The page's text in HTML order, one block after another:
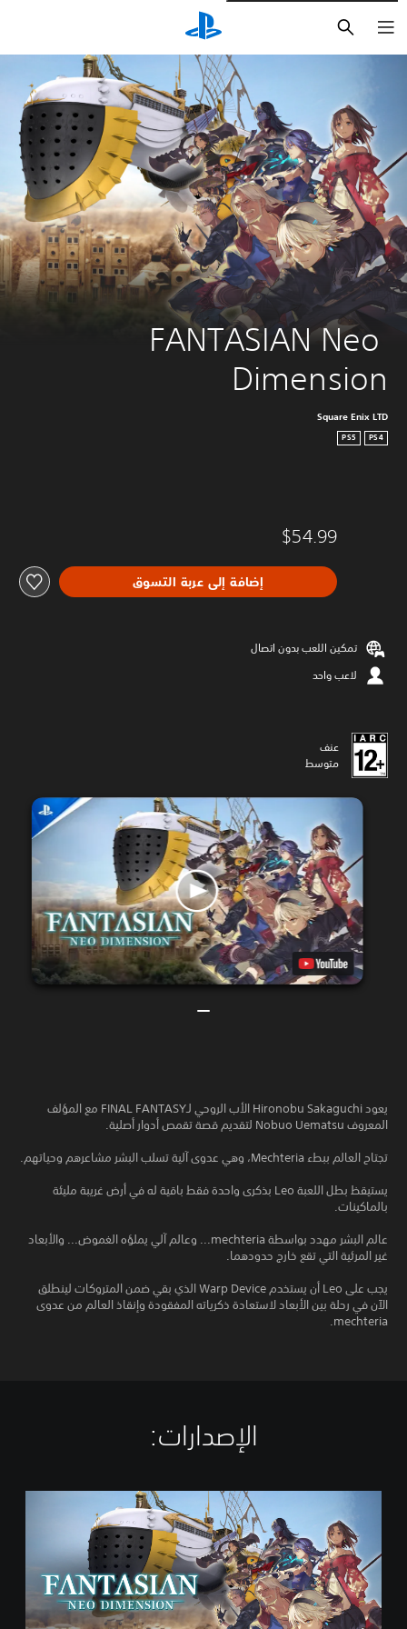
FANTASIAN Neo
Dimension
Square Enix LTD
PS4
PS5
$54.99
إضافة إلى عربة التسوق
تمكين اللعب بدون اتصال
لاعب واحد
عنف
متوسط
يعود Hironobu Sakaguchi الأب الروحي لـFINAL FANTASY مع المؤلف
المعروف Nobuo Uematsu لتقديم قصة تقمص أدوار أصلية.
تجتاح العالم ببطء Mechteria، وهي عدوى آلية تسلب البشر مشاعرهم وحياتهم.
يستيقظ بطل اللعبة Leo بذكرى واحدة فقط باقية له في أرض غريبة مليئة
بالماكينات.
عالم البشر مهدد بواسطة mechteria... وعالم آلي يملؤه الغموض... والأبعاد
غير المرئية التي تقع خارج حدودهما.
يجب على Leo أن يستخدم Warp Device الذي بقي ضمن المتروكات لينطلق
الآن في رحلة بين الأبعاد لاستعادة ذكرياته المفقودة وإنقاذ العالم من عدوى
mechteria.
الإصدارات:‏
T
A
I
A